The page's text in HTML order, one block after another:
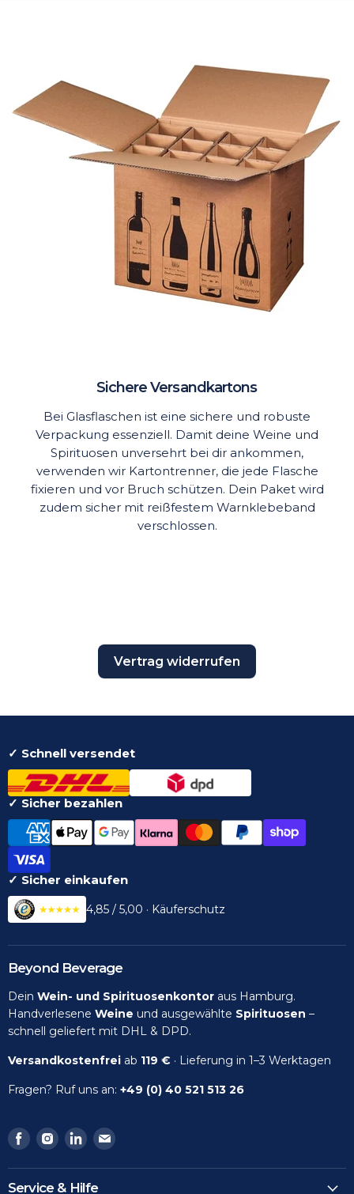
Sichere Versandkartons
Bei Glasflaschen ist eine sichere und robuste
Verpackung essenziell. Damit deine Weine und
Spirituosen unversehrt bei dir ankommen,
verwenden wir Kartontrenner, die jede Flasche
fixieren und vor Bruch schützen. Dein Paket wird
zudem sicher mit reißfestem Warnklebeband
verschlossen.
Vertrag widerrufen
✓ Schnell versendet
✓ Sicher bezahlen
✓ Sicher einkaufen
4,85 / 5,00 · Käuferschutz
Beyond Beverage
Dein Wein- und Spirituosenkontor aus Hamburg.
Handverlesene Weine und ausgewählte Spirituosen –
schnell geliefert mit DHL & DPD.
Versandkostenfrei ab 119 € · Lieferung in 1–3 Werktagen
Fragen? Ruf uns an: +49 (0) 40 521 513 26
Finden
Sie
uns
auf
Finden
Sie
uns
auf
Finden
Sie
uns
auf
Finden
uns
Service & Hilfe